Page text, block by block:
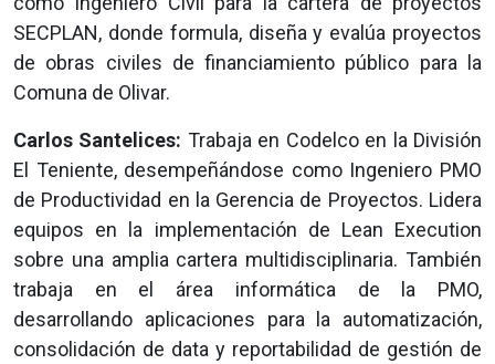
SECPLAN, donde formula, diseña y evalúa proyectos
de obras civiles de financiamiento público para la
Comuna de Olivar.
Carlos Santelices: Trabaja en Codelco en la División
El Teniente, desempeñándose como Ingeniero PMO
de Productividad en la Gerencia de Proyectos. Lidera
equipos en la implementación de Lean Execution
sobre una amplia cartera multidisciplinaria. También
trabaja en el área informática de la PMO,
desarrollando aplicaciones para la automatización,
consolidación de data y reportabilidad de gestión de